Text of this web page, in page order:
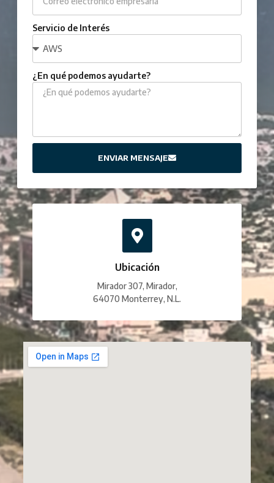
Servicio de Interés
¿En qué podemos ayudarte?
ENVIAR MENSAJE
Ubicación
Mirador 307, Mirador,
64070 Monterrey, N.L.